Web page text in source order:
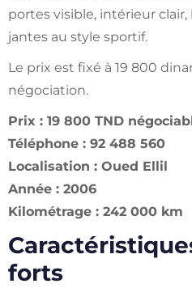
portes visible, intérieur
jantes au style sportif.
Le prix est fixé à 19 800
négociation.
Prix : 19 800 TND
Téléphone : 92 488 560
Localisation : Oued Ellil
Année : 2006
Kilométrage : 242 000 km
forts